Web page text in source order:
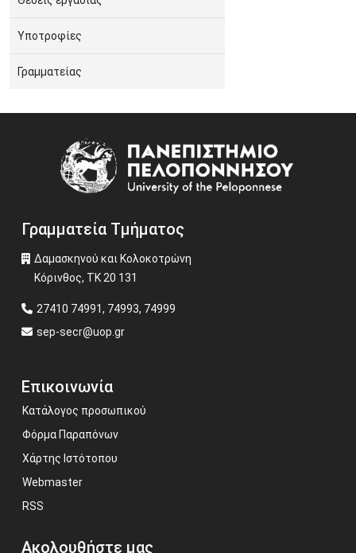
Υποτροφίες
Γραμματείας
Γραμματεία Τμήματος
Δαμασκηνού και Κολοκοτρώνη
Κόρινθος, ΤΚ 20 131
27410 74991, 74993, 74999
sep-secr@uop.gr
Επικοινωνία
Κατάλογος προσωπικού
Φόρμα Παραπόνων
Χάρτης Ιστότοπου
Webmaster
RSS
Ακολουθήστε μας